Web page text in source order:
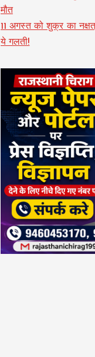
मौत
11 अगस्त को शुक्र का
ये गलती!